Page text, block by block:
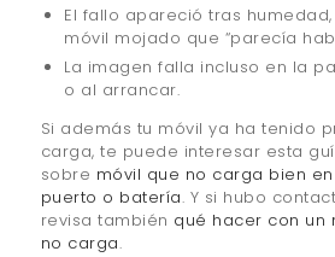
El fallo apareció tras
móvil mojado que “parecía
La imagen falla incluso en la
o al arrancar.
Si además tu móvil ya ha tenido
carga, te puede interesar esta
sobre móvil que no carga bien
puerto o batería. Y si hubo
revisa también qué hacer con un
no carga.